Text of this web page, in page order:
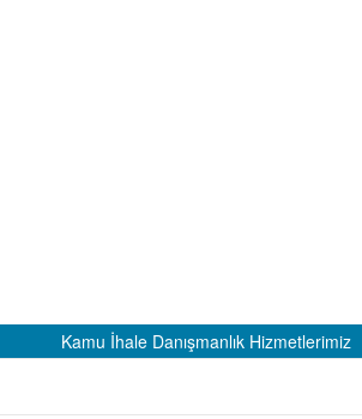
Kamu İhale Danışmanlık Hizmetlerimiz